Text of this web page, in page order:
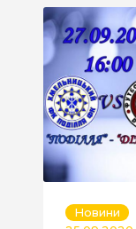
Новини